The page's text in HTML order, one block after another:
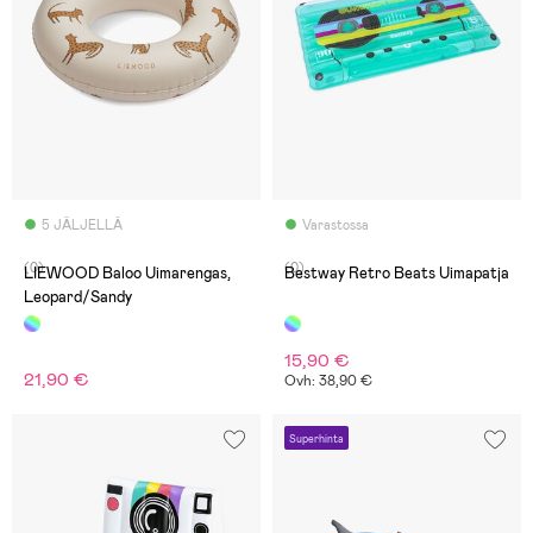
5 JÄLJELLÄ
(0)
LIEWOOD Baloo Uimarengas,
Leopard/Sandy
21,90 €
Varastossa
(0)
Bestway Retro Beats Uimapatja
15,90 €
Ovh: 38,90 €
Superhinta